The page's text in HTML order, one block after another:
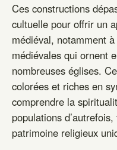
Ces constructions
cultuelle pour offrir un
médiéval, notamment
médiévales qui ornent
nombreuses églises.
colorées et riches en
comprendre la
populations
patrimoine religieux